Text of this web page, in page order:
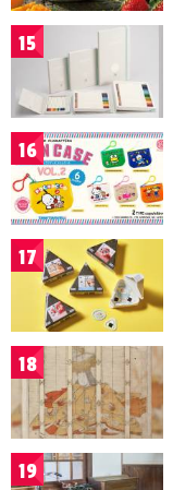
15
16
17
18
19